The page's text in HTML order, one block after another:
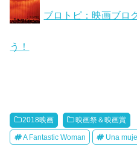
ブロトピ：映画ブロ
う！
2018映画 映画祭＆映画賞
A Fantastic Woman Una